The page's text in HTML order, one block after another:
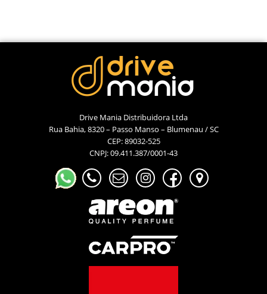
Drive Mania Distribuidora Ltda
Rua Bahia, 8320 – Passo Manso – Blumenau / SC
CEP: 89032-525
CNPJ: 09.411.387/0001-43